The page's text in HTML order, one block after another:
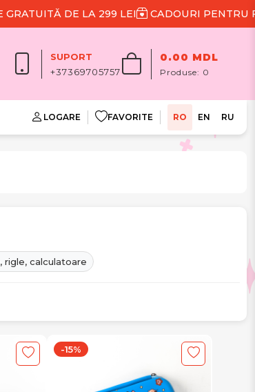
299 LEI CADOURI PENTRU FIECARE
SUPORT
+37369705757
0.00 MDL
Produse: 0
LOGARE FAVORITE RO EN RU
rigle, calculatoare
-15%